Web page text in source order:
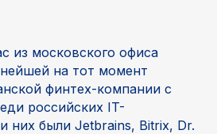
из московского офиса
на тот момент
финтех-компании с
российских IT-
них были Jetbrains, Bitrix, Dr.